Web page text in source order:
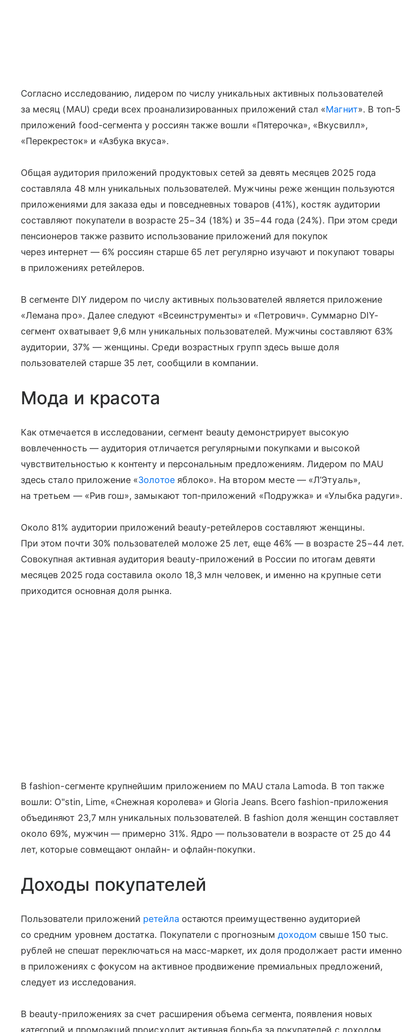
Согласно исследованию, лидером по числу уникальных активных пользователей
за месяц (MAU) среди всех проанализированных приложений стал «Магнит». В топ-5
приложений food-сегмента у россиян также вошли «Пятерочка», «Вкусвилл»,
«Перекресток» и «Азбука вкуса».
Общая аудитория приложений продуктовых сетей за девять месяцев 2025 года
составляла 48 млн уникальных пользователей. Мужчины реже женщин пользуются
приложениями для заказа еды и повседневных товаров (41%), костяк аудитории
составляют покупатели в возрасте 25−34 (18%) и 35−44 года (24%). При этом среди
пенсионеров также развито использование приложений для покупок
через интернет — 6% россиян старше 65 лет регулярно изучают и покупают товары
в приложениях ретейлеров.
В сегменте DIY лидером по числу активных пользователей является приложение
«Лемана про». Далее следуют «Всеинструменты» и «Петрович». Суммарно DIY-
сегмент охватывает 9,6 млн уникальных пользователей. Мужчины составляют 63%
аудитории, 37% — женщины. Среди возрастных групп здесь выше доля
пользователей старше 35 лет, сообщили в компании.
Мода и красота
Как отмечается в исследовании, сегмент beauty демонстрирует высокую
вовлеченность — аудитория отличается регулярными покупками и высокой
чувствительностью к контенту и персональным предложениям. Лидером по MAU
здесь стало приложение «Золотоеяблоко». На втором месте — «Л’Этуаль»,
на третьем — «Рив гош», замыкают топ-приложений «Подружка» и «Улыбка радуги».
Около 81% аудитории приложений beauty-ретейлеров составляют женщины.
При этом почти 30% пользователей моложе 25 лет, еще 46% — в возрасте 25−44 лет.
Совокупная активная аудитория beauty-приложений в России по итогам девяти
месяцев 2025 года составила около 18,3 млн человек, и именно на крупные сети
приходится основная доля рынка.
В fashion-сегменте крупнейшим приложением по MAU стала Lamoda. В топ также
вошли: O"stin, Lime, «Снежная королева» и Gloria Jeans. Всего fashion-приложения
объединяют 23,7 млн уникальных пользователей. В fashion доля женщин составляет
около 69%, мужчин — примерно 31%. Ядро — пользователи в возрасте от 25 до 44
лет, которые совмещают онлайн- и офлайн-покупки.
Доходы покупателей
Пользователи приложений ретейла остаются преимущественно аудиторией
со средним уровнем достатка. Покупатели с прогнозным доходом свыше 150 тыс.
рублей не спешат переключаться на масс-маркет, их доля продолжает расти именно
в приложениях с фокусом на активное продвижение премиальных предложений,
следует из исследования.
В beauty-приложениях за счет расширения объема сегмента, появления новых
категорий и промоакций происходит активная борьба за покупателей с доходом